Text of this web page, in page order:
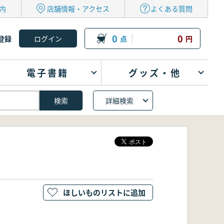
店舗情報・アクセス よくある質問
録 0 点 0 円
電子書籍 グッズ・他
詳細検索
ほしいものリストに追加